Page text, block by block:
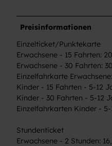
Preisinformationen
Einzelticket/Punktekarte
Erwachsene - 15 Fahrten:
Erwachsene - 30 Fahrten:
Einzelfahrkarte
Kinder - 15 Fahrten - 5-12
Kinder - 30 Fahrten - 5-12
Einzelfahrkarten Kinder -
Stundenticket
Erwachsene - 2 Stunden: